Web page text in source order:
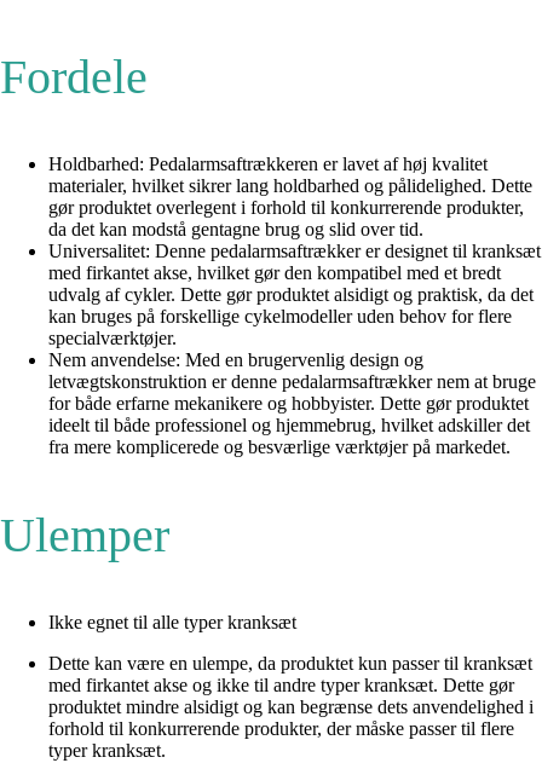
Fordele
Holdbarhed: Pedalarmsaftrækkeren er lavet af høj kvalitet
materialer, hvilket sikrer lang holdbarhed og pålidelighed. Dette
gør produktet overlegent i forhold til konkurrerende produkter,
da det kan modstå gentagne brug og slid over tid.
Universalitet: Denne pedalarmsaftrækker er designet til kranksæt
med firkantet akse, hvilket gør den kompatibel med et bredt
udvalg af cykler. Dette gør produktet alsidigt og praktisk, da det
kan bruges på forskellige cykelmodeller uden behov for flere
specialværktøjer.
Nem anvendelse: Med en brugervenlig design og
letvægtskonstruktion er denne pedalarmsaftrækker nem at bruge
for både erfarne mekanikere og hobbyister. Dette gør produktet
ideelt til både professionel og hjemmebrug, hvilket adskiller det
fra mere komplicerede og besværlige værktøjer på markedet.
Ulemper
Ikke egnet til alle typer kranksæt
Dette kan være en ulempe, da produktet kun passer til kranksæt
med firkantet akse og ikke til andre typer kranksæt. Dette gør
produktet mindre alsidigt og kan begrænse dets anvendelighed i
forhold til konkurrerende produkter, der måske passer til flere
typer kranksæt.